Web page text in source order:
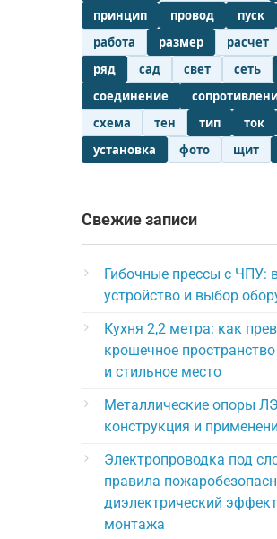
принцип
провод пуск
работа
размер расчет
ряд
сад свет сеть
соединение
схема
тен тип ток
установка
фото щит
Свежие записи
Гибочные прессы с ЧПУ:
устройство и выбор
Кухня 2,2 метра: как
крошечное
и стильное место
Металлические опоры
конструкция и
Электропроводка под
правила
диэлектрический
монтажа